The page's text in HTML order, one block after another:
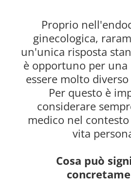
Proprio
ginecologica,
un'unica risposta
è opportuno per una
essere molto
Per questo è
considerare
medico nel
vita
Cosa può